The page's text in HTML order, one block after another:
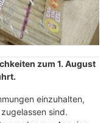
zum 1. August
einzuhalten,
sind.